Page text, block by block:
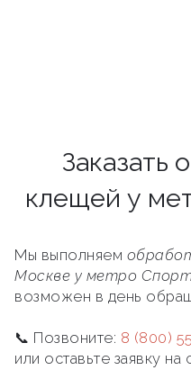
Заказать
клещей у
Мы выполняем
Москве у метро
возможен в день
📞 Позвоните: 8 (800)
или оставьте заявку на